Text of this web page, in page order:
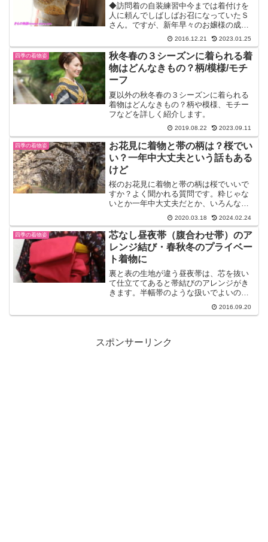
◆訪問着の自装練習中今までは着付けを
人に頼んでしばしばお召になっていたＳ
さん。ですが、新年早々のお嬢様の成人
式のお祝い会に、お母様も参列する習わ
しとのことで、この機会に自分で着られ
るようにと練習をされています。成人式
を迎える母親としての訪問...
2016.12.21 2023.01.25
四季の着物姿
秋冬春の３シーズンに着られる着
物はどんなきもの？柄/模様/モチ
ーフ
夏以外の秋冬春の３シーズンに着られる
着物はどんなきもの？柄や模様、モチー
フなどを詳しく紹介します。
2019.08.22 2023.09.11
四季の着物姿
お花見に着物と帯の柄は？桜でい
い？一年中大丈夫という話もある
けど
桜のお花見に着物と帯の柄は桜でいいで
すか？よく聞かれる質問です。粋じゃな
いとか一年中大丈夫だとか、いろんな考
えがあるので、まとめて説明しますね。
また桜の柄がなくても大丈夫です。
2020.03.18 2024.02.24
四季の着物姿
芯なし昼夜帯（腹合わせ帯）のア
レンジ結び・春秋冬のプライベー
ト着物に
裏と表の生地が違う昼夜帯は、芯を抜い
て仕立ててあると帯結びのアレンジがき
きます。半幅帯のような扱いでよいので
すが、幅があるのでよりおしゃれっぽく
なります。生地は木綿かウールで滑りに
2016.09.20
スポンサーリンク